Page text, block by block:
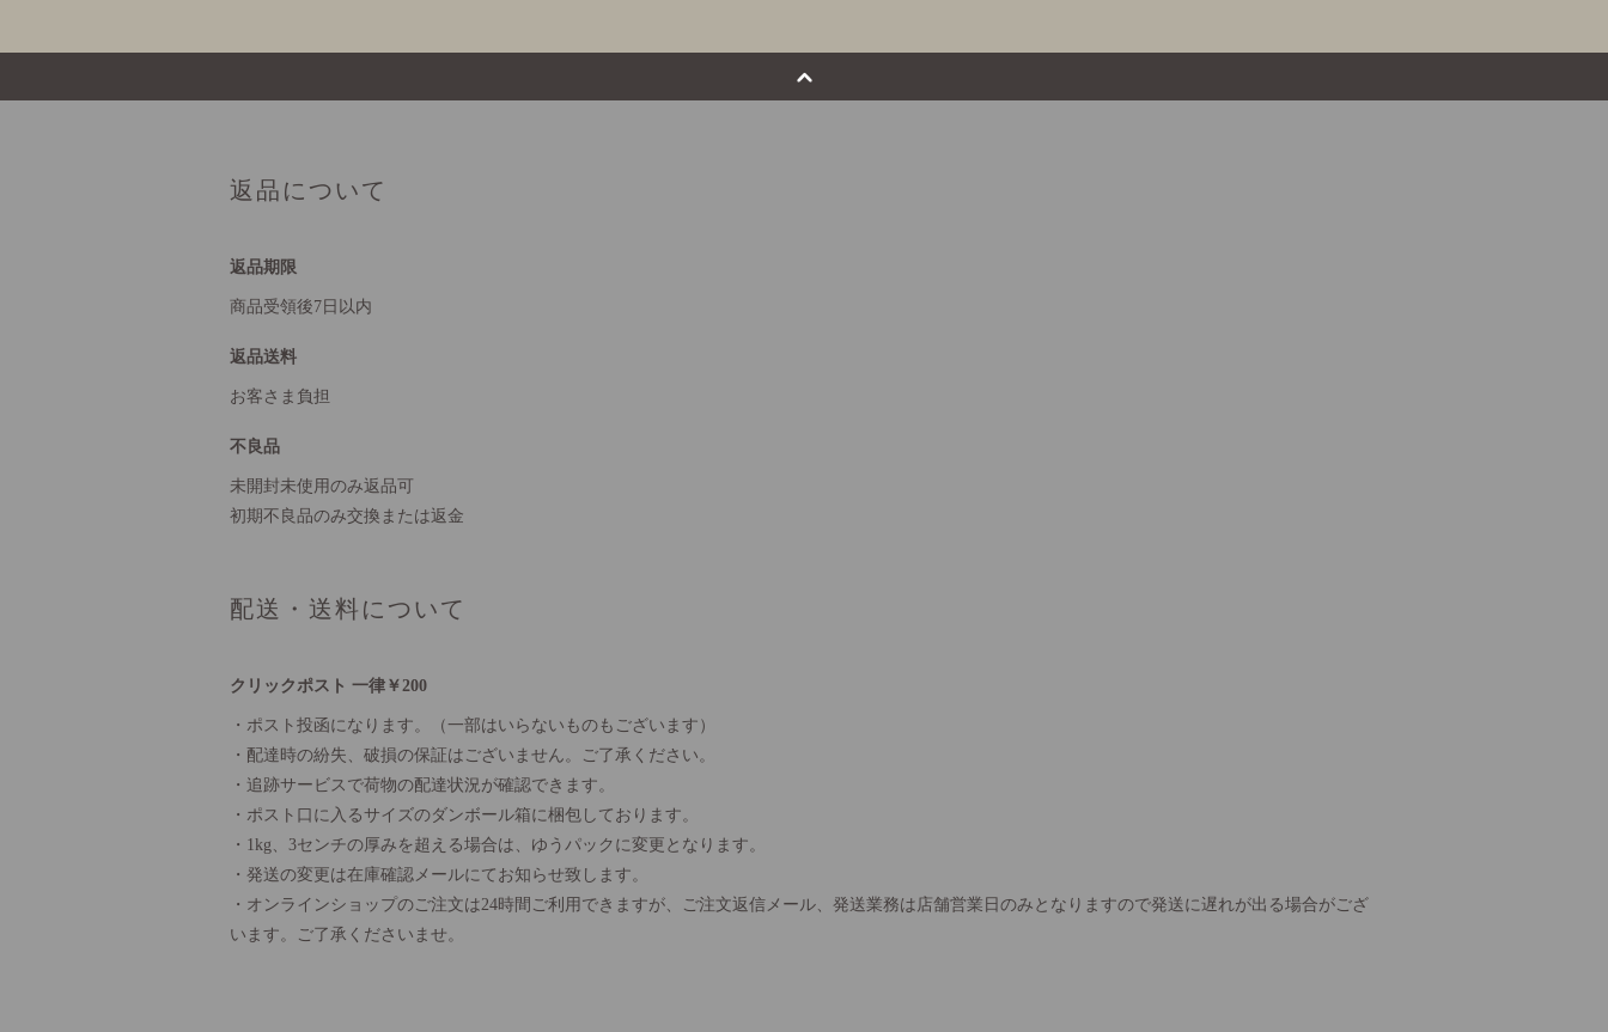
返品について
返品期限
商品受領後7日以内
返品送料
お客さま負担
不良品
未開封未使用のみ返品可
初期不良品のみ交換または返金
配送・送料について
クリックポスト 一律￥200
・ポスト投函になります。（一部はいらないものもございます）
・配達時の紛失、破損の保証はございません。ご了承ください。
・追跡サービスで荷物の配達状況が確認できます。
・ポスト口に入るサイズのダンボール箱に梱包しております。
・1kg、3センチの厚みを超える場合は、ゆうパックに変更となります。
・発送の変更は在庫確認メールにてお知らせ致します。
・オンラインショップのご注文は24時間ご利用できますが、ご注文返信メール、発送業務は店舗営業日のみとなりますので発送に遅れが出る場合がござ
います。ご了承くださいませ。